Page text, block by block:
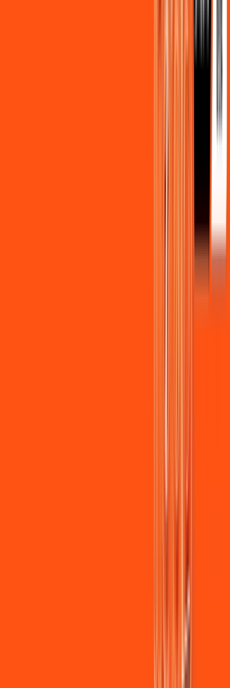
Jogue online com estabilidade, velocidade e sem lag